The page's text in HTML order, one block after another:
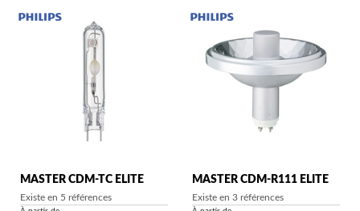
MASTER CDM-TC ELITE
Existe en 5 références
MASTER CDM-R111 ELITE
Existe en 3 références